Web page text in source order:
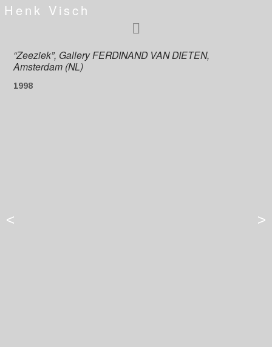
Henk Visch
>
<
“Zeeziek”, Gallery FERDINAND VAN DIETEN,
Amsterdam (NL)
1998